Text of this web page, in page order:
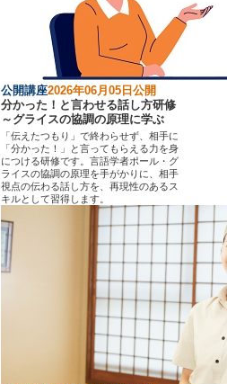
公開講座2026年06月05日公開
分かった！と言わせる話し方研修
～グライスの協調の原理に学ぶ
「伝えたつもり」で終わらせず、相手に
「分かった！」と言ってもらえる力を身
につける研修です。言語学者ポール・グ
ライスの協調の原理を手がかりに、相手
視点の伝わる話し方を、再現性のあるス
キルとして習得します。